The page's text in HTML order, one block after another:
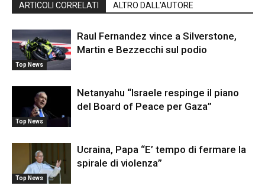
ARTICOLI CORRELATI ALTRO DALL'AUTORE
Top News
Raul Fernandez vince a Silverstone,
Martin e Bezzecchi sul podio
Top News
Netanyahu “Israele respinge il piano
del Board of Peace per Gaza”
Top News
Ucraina, Papa “E’ tempo di fermare la
spirale di violenza”